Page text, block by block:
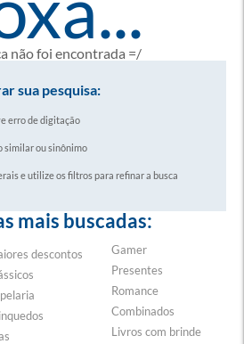
não foi encontrada =/
sua pesquisa:
erro de digitação
similar ou sinônimo
e utilize os filtros para refinar a busca
mais buscadas:
descontos
Gamer
Presentes
Romance
Combinados
Livros com brinde